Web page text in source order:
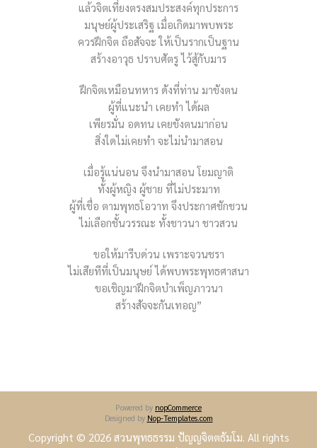
แล้วจิตเที่ยงตรงสมประสงค์ทุกประการ
มนุษย์ผู้ประเสริฐ เมื่อเกิดมาพบพระ
ควรฝึกจิต ถือสัจจะ ให้เป็นรากเป็นฐาน
สร้างอาวุธ ปราบศัตรู ไว้สู้กับมาร
ฝึกจิตเหมือนทหาร ดังที่ท่าน มาขังตน
ผู้ที่แนะนำ เคยทำ ได้ผล
เพียรมั่น อดทน เคยขังตนมาก่อน
สิ่งใดไม่เคยทำ จะไม่นำมาสอน
เมื่อรู้แน่นอน จึงนำมาสอน โยมญาติ
ทั้งผู้หญิง ผู้ชาย ที่ไม่ประมาท
ผู้ที่เชื่อ ตามพุทธโอวาท จึงประกาศชักชวน
ไม่เลือกชั้นวรรณะ ทั้งชาวนา ชาวสวน
ขอให้มารีบด่วน เพราะจวนชรา
ไม่เสียทีที่เป็นมนุษย์ ได้พบพระพุทธศาสนา
ขอเชิญมาฝึกจิตบำเพ็ญภาวนา
สร้างสัจจะกันเทอญ”
Powered by nopCommerce
Designed by Nop-Templates.com
Copyright © 2026 สวนพุทธธรรม ปัญญจิตตธัมโม. All rights